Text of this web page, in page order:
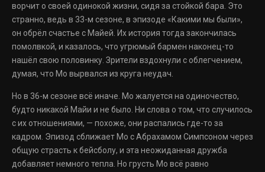
ворчит о своей одинокой жизни, сидя за стойкой бара. Это
странно, ведь в 33-м сезоне, в эпизоде «Какими мы были»,
он обрёл счастье с Майей. Их история тогда закончилась
помолвкой, и казалось, что угрюмый бармен наконец-то
нашёл свою половинку. Зрители вздохнули с облегчением,
думая, что Мо вырвался из круга неудач.
Но в 36-м сезоне всё иначе. Мо жалуется на одиночество,
будто никакой Майи и не было. Ни слова о том, что случилось
с их отношениями, — похоже, они распались где-то за
кадром. Эпизод сближает Мо с Абрахамом Симпсоном через
общую страсть к бейсболу, и эта неожиданная дружба
добавляет немного тепла. Но грусть Мо всё равно